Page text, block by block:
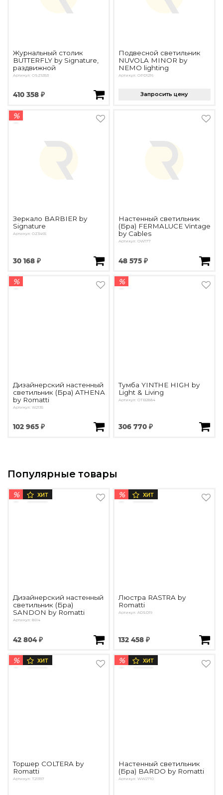
Журнальный столик
BUTTERFLY by Signature,
раздвижной
Артикул: OSZ5353
410 358 ₽
Подвесной светильник
NUVOLA MINOR by
NEMO lighting
Артикул: OPD1216
Запросить цену
%
Зеркало BARBIER by
Signature
Артикул: OZ3465
30 168 ₽
Настенный светильник
(Бра) FERMALUCE Vintage
by Cables
Артикул: OW177
48 575 ₽
%
Дизайнерский настенный
светильник (Бра) ATHENA
by Romatti
Артикул: W2135
102 965 ₽
%
Тумба YINTHE HIGH by
Light & Living
Артикул: ОTB2884
306 770 ₽
Популярные товары
% ХИТ
Дизайнерский настенный
светильник (Бра)
SANDON by Romatti
Артикул: 8614
42 804 ₽
% ХИТ
Люстра RASTRA by
Romatti
Артикул: ADSD19
132 458 ₽
% ХИТ
Торшер COLTERA by
Romatti
Артикул: T21397
% ХИТ
Настенный светильник
(Бра) BARDO by Romatti
Артикул: WW2710